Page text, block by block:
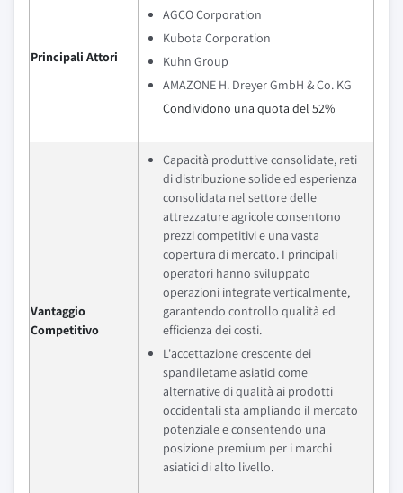
Principali Attori
AGCO Corporation
Kubota Corporation
Kuhn Group
AMAZONE H. Dreyer GmbH & Co. KG
Condividono una quota del 52%
Vantaggio
Competitivo
Capacità produttive consolidate, reti
di distribuzione solide ed esperienza
consolidata nel settore delle
attrezzature agricole consentono
prezzi competitivi e una vasta
copertura di mercato. I principali
operatori hanno sviluppato
operazioni integrate verticalmente,
garantendo controllo qualità ed
efficienza dei costi.
L'accettazione crescente dei
spandiletame asiatici come
alternative di qualità ai prodotti
occidentali sta ampliando il mercato
potenziale e consentendo una
posizione premium per i marchi
asiatici di alto livello.